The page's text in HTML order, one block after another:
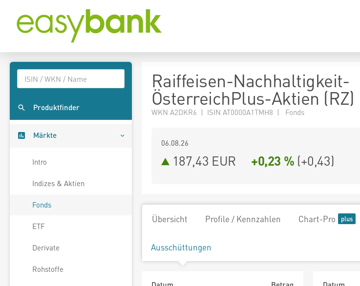
Produktfinder
Märkte
Intro
Indizes & Aktien
Fonds
ETF
Derivate
Rohstoffe
Raiffeisen-Nachhaltigkeit-
ÖsterreichPlus-Aktien (RZ)
WKN A2DKR6 | ISIN AT0000A1TMH8 | Fonds
06.08.26
187,43 EUR +0,23 % (+0,43)
Übersicht Profile / Kennzahlen Chart-Pro
Ausschüttungen